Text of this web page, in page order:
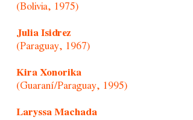
(Bolivia, 1975)
Julia Isidrez
(Paraguay, 1967)
Kira Xonorika
(Guaraní/Paraguay, 1995)
Laryssa Machada